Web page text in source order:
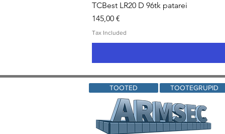
TCBest LR20 D 96tk patarei
Price
145,00 €
Tax Included
TOOTED TOOTEGRUPID